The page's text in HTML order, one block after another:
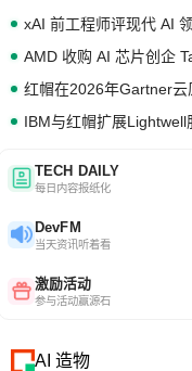
xAI 前工程师评现代 AI
红帽在2026年Gartner
TECH DAILY
每日内容报纸化
DevFM
当天资讯听着看
激励活动
参与活动赢源石
AI 造物